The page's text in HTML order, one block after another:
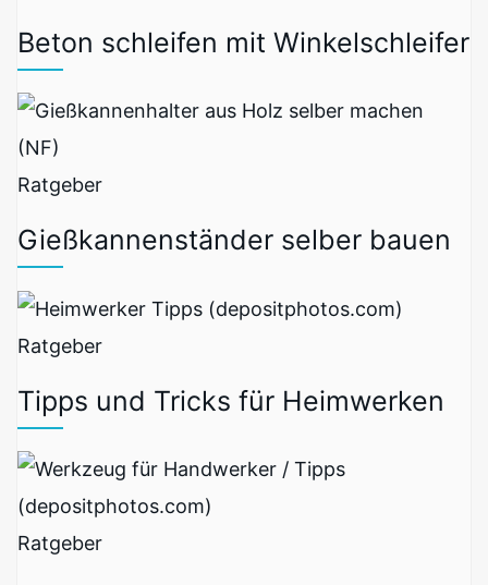
Beton schleifen mit Winkelschleifer
Ratgeber
Gießkannenständer selber bauen
Ratgeber
Tipps und Tricks für Heimwerken
Ratgeber